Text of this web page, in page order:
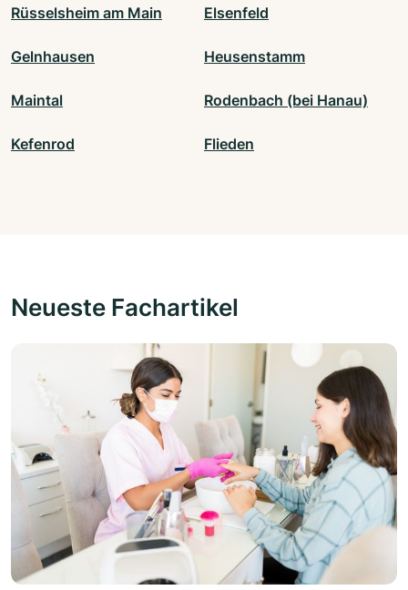
Rüsselsheim am Main Elsenfeld
Gelnhausen Heusenstamm
Maintal Rodenbach (bei Hanau)
Kefenrod Flieden
Neueste Fachartikel